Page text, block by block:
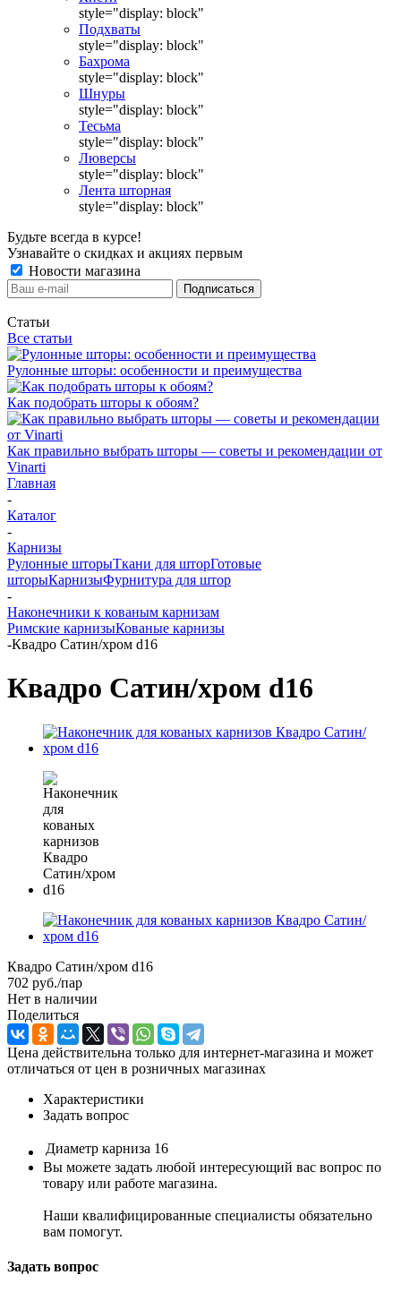
style="display: block"
Подхваты
style="display: block"
Бахрома
style="display: block"
Шнуры
style="display: block"
Тесьма
style="display: block"
Люверсы
style="display: block"
Лента шторная
style="display: block"
Будьте всегда в курсе!
Узнавайте о скидках и акциях первым
Новости магазина
Статьи
Все статьи
Рулонные шторы: особенности и преимущества
Как подобрать шторы к обоям?
Как правильно выбрать шторы — советы и рекомендации от
Vinarti
Главная
-
Каталог
-
Карнизы
Рулонные шторыТкани для шторГотовые
шторыКарнизыФурнитура для штор
-
Наконечники к кованым карнизам
Римские карнизыКованые карнизы
-Квадро Сатин/хром d16
Квадро Сатин/хром d16
Квадро Сатин/хром d16
702 руб./пар
Нет в наличии
Поделиться
Цена действительна только для интернет-магазина и может
отличаться от цен в розничных магазинах
Характеристики
Задать вопрос
Диаметр карниза 16
Вы можете задать любой интересующий вас вопрос по
товару или работе магазина.
Наши квалифицированные специалисты обязательно
вам помогут.
Задать вопрос